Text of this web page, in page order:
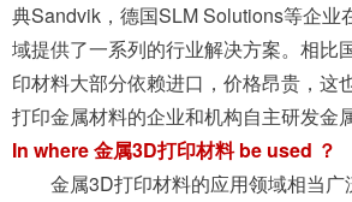
典Sandvik，德国SLM Solutions等企业
域提供了一系列的行业解决方案。相比
印材料大部分依赖进口，价格昂贵，这
打印金属材料的企业和机构自主研发金
In where 金属3D打印材料 be used ？
金属3D打印材料的应用领域相当广